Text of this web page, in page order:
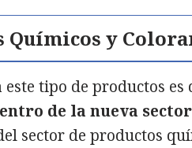
Químicos y
tipo de productos es
de la nueva
sector de productos